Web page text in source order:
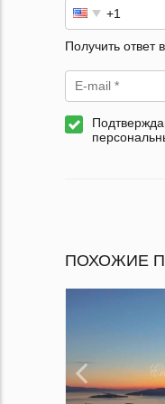
Получить ответ в
ПОХОЖИЕ